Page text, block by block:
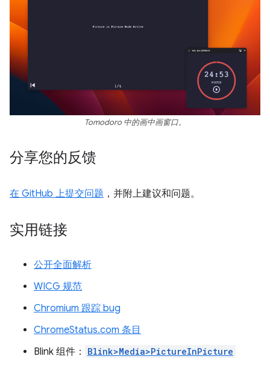
Tomodoro 中的画中画窗口。
分享您的反馈
在 GitHub 上提交问题 ，并附上建议和问题。
实用链接
公开全面解析
WICG 规范
Chromium 跟踪 bug
ChromeStatus.com 条目
Blink 组件：
Blink>Media>PictureInPicture